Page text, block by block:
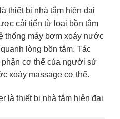
thiết bị nhà tắm hiện đại
cải tiến từ loại bồn tắm
thống máy bơm xoáy nước
lòng bồn tắm. Tác
cơ thể của người sử
xoáy massage cơ thể.